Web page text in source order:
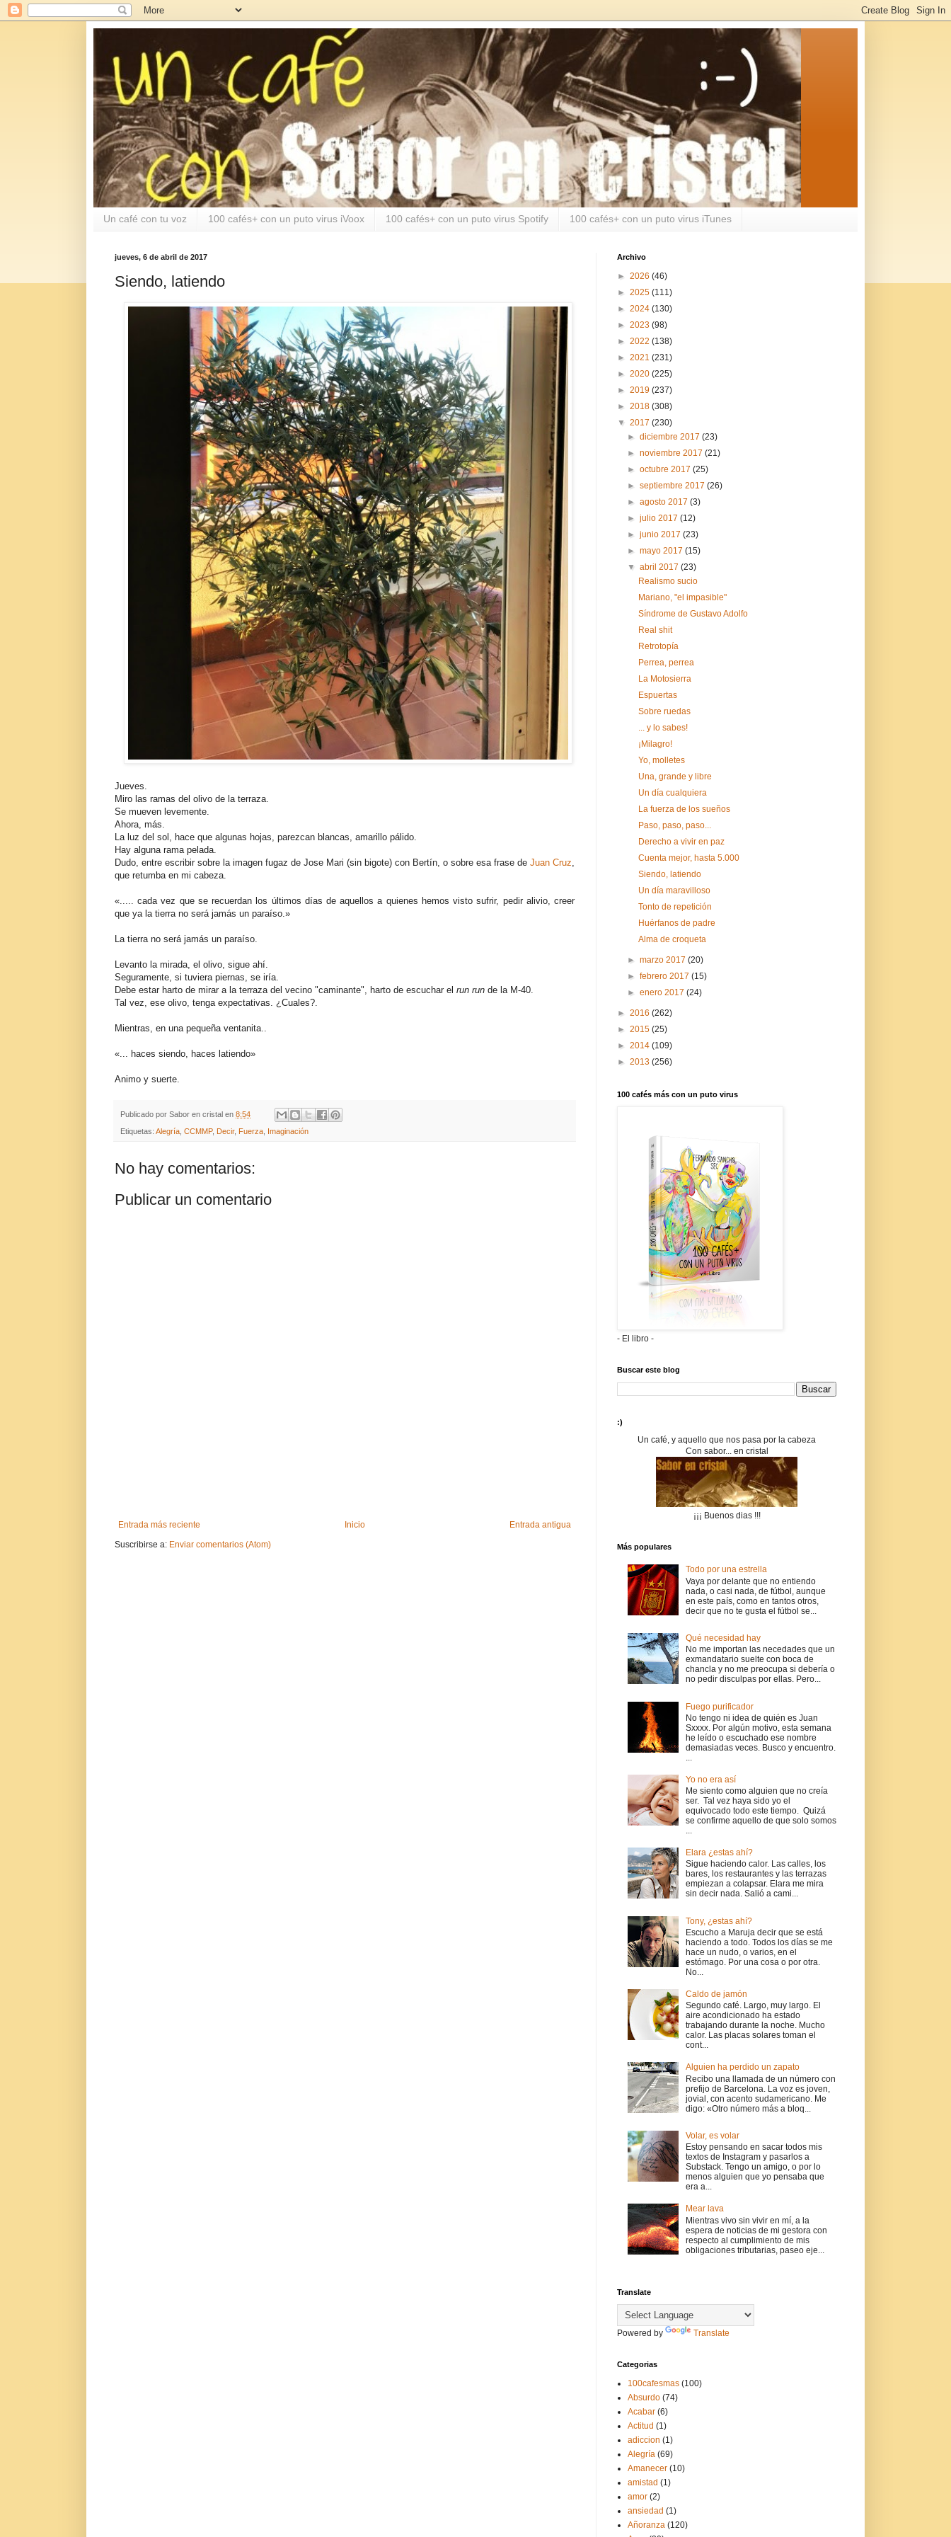
Un café con tu voz 100 cafés+ con un puto virus iVoox 100 cafés+ con un puto virus Spotify 100 cafés+ con un puto virus iTunes
jueves, 6 de abril de 2017
Siendo, latiendo
Jueves.
Miro las ramas del olivo de la terraza.
Se mueven levemente.
Ahora, más.
La luz del sol, hace que algunas hojas, parezcan blancas, amarillo pálido.
Hay alguna rama pelada.
Dudo, entre escribir sobre la imagen fugaz de Jose Mari (sin bigote) con Bertín, o sobre esa frase de Juan Cruz,
que retumba en mi cabeza.
«..... cada vez que se recuerdan los últimos días de aquellos a quienes hemos visto sufrir, pedir alivio, creer
que ya la tierra no será jamás un paraíso.»
La tierra no será jamás un paraíso.
Levanto la mirada, el olivo, sigue ahí.
Seguramente, si tuviera piernas, se iría.
Debe estar harto de mirar a la terraza del vecino "caminante", harto de escuchar el run run de la M-40.
Tal vez, ese olivo, tenga expectativas. ¿Cuales?.
Mientras, en una pequeña ventanita..
«... haces siendo, haces latiendo»
Animo y suerte.
Publicado por Sabor en cristal en 8:54
Etiquetas: Alegría CCMMP, Decir, Fuerza Imaginación
No hay comentarios:
Publicar un comentario
Entrada más reciente Entrada antigua
Inicio
Suscribirse a: Enviar comentarios (Atom)
Archivo
► 2026 (46)
► 2025 (111)
► 2024 (130)
► 2023 (98)
► 2022 (138)
► 2021 (231)
► 2020 (225)
► 2019 (237)
► 2018 (308)
▼ 2017 (230)
►diciembre 2017(23)
►noviembre 2017(21)
►octubre 2017(25)
►septiembre 2017(26)
►agosto 2017(3)
►julio 2017(12)
►junio 2017(23)
►mayo 2017(15)
▼abril 2017(23)
Realismo sucio
Mariano, "el impasible"
Síndrome de Gustavo Adolfo
Real shit
Retrotopía
Perrea, perrea
La Motosierra
Espuertas
Sobre ruedas
... y lo sabes!
¡Milagro!
Yo, molletes
Una, grande y libre
Un día cualquiera
La fuerza de los sueños
Paso, paso, paso...
Derecho a vivir en paz
Cuenta mejor, hasta 5.000
Siendo, latiendo
Un día maravilloso
Tonto de repetición
Huérfanos de padre
Alma de croqueta
►marzo 2017(20)
►febrero 2017(15)
►enero 2017(24)
► 2016 (262)
► 2015 (25)
► 2014 (109)
► 2013 (256)
100 cafés más con un puto virus
- El libro -
Buscar este blog
:)
Un café, y aquello que nos pasa por la cabeza
Con sabor... en cristal
¡¡¡ Buenos dias !!!
Más populares
Todo por una estrella
Vaya por delante que no entiendo
nada, o casi nada, de fútbol, aunque
en este país, como en tantos otros,
decir que no te gusta el fútbol se...
Qué necesidad hay
No me importan las necedades que un
exmandatario suelte con boca de
chancla y no me preocupa si debería o
no pedir disculpas por ellas. Pero...
Fuego purificador
No tengo ni idea de quién es Juan
Sxxxx. Por algún motivo, esta semana
he leído o escuchado ese nombre
demasiadas veces. Busco y encuentro.
...
Yo no era así
Me siento como alguien que no creía
ser. Tal vez haya sido yo el
equivocado todo este tiempo. Quizá
se confirme aquello de que solo somos
...
Elara ¿estas ahí?
Sigue haciendo calor. Las calles, los
bares, los restaurantes y las terrazas
empiezan a colapsar. Elara me mira
sin decir nada. Salió a cami...
Tony, ¿estas ahí?
Escucho a Maruja decir que se está
haciendo a todo. Todos los días se me
hace un nudo, o varios, en el
estómago. Por una cosa o por otra.
No...
Caldo de jamón
Segundo café. Largo, muy largo. El
aire acondicionado ha estado
trabajando durante la noche. Mucho
calor. Las placas solares toman el
cont...
Alguien ha perdido un zapato
Recibo una llamada de un número con
prefijo de Barcelona. La voz es joven,
jovial, con acento sudamericano. Me
digo: «Otro número más a bloq...
Volar, es volar
Estoy pensando en sacar todos mis
textos de Instagram y pasarlos a
Substack. Tengo un amigo, o por lo
menos alguien que yo pensaba que
era a...
Mear lava
Mientras vivo sin vivir en mí, a la
espera de noticias de mi gestora con
respecto al cumplimiento de mis
obligaciones tributarias, paseo eje...
Translate
Powered by Translate
Categorias
100cafesmas (100)
Absurdo (74)
Acabar (6)
Actitud (1)
adiccion (1)
Alegría (69)
Amanecer (10)
amistad (1)
amor (2)
ansiedad (1)
Añoranza (120)